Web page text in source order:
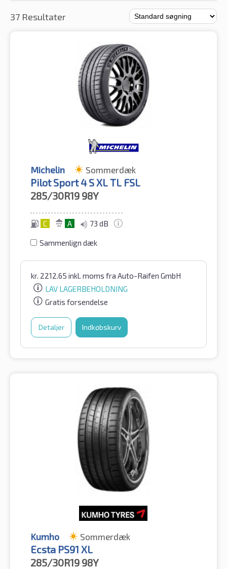
37 Resultater
Michelin Sommerdæk
Pilot Sport 4 S XL TL FSL
285/30R19 98Y
C A 73 dB
Sammenlign dæk
kr. 2212.65 inkl. moms fra Auto-Raifen GmbH
LAV LAGERBEHOLDNING
Gratis forsendelse
Detaljer Indkøbskurv
Kumho Sommerdæk
Ecsta PS91 XL
285/30R19 98Y